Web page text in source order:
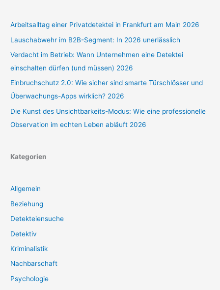
Arbeitsalltag einer Privatdetektei in Frankfurt am Main 2026
Lauschabwehr im B2B-Segment: In 2026 unerlässlich
Verdacht im Betrieb: Wann Unternehmen eine Detektei
einschalten dürfen (und müssen) 2026
Einbruchschutz 2.0: Wie sicher sind smarte Türschlösser und
Überwachungs-Apps wirklich? 2026
Die Kunst des Unsichtbarkeits-Modus: Wie eine professionelle
Observation im echten Leben abläuft 2026
Kategorien
Allgemein
Beziehung
Detekteiensuche
Detektiv
Kriminalistik
Nachbarschaft
Psychologie